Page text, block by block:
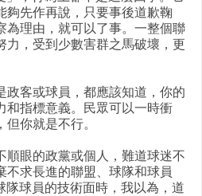
夠先作再說，只要事後道歉鞠
為理由，就可以了事。一整個聯
力，受到少數害群之馬破壞，更
政客或球員，都應該知道，你的
和指標意義。民眾可以一時衝
你就是不行。
順眼的政黨或個人，難道球迷不
不求長進的聯盟、球隊和球員
隊球員的技術面時，我以為，道